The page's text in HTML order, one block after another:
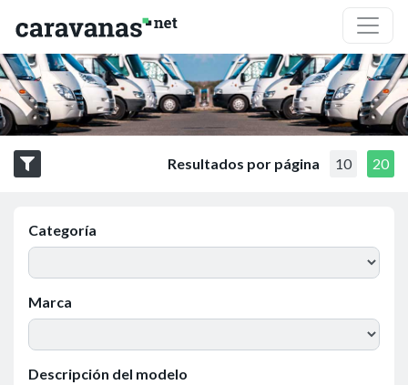
Resultados por página 10 20
Categoría
Marca
Descripción del modelo